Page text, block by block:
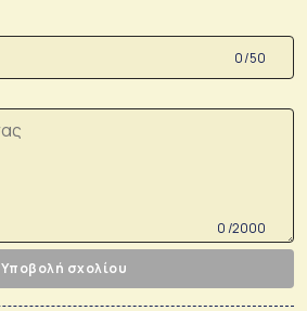
0 /50
0 /2000
Υποβολή σχολίου